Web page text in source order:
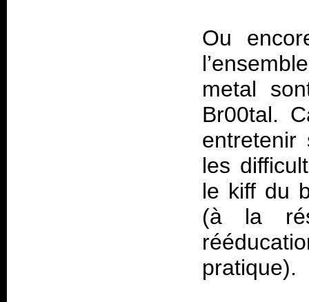
Ou
metal
Br00tal.
entretenir
les
le kiff du
(à la
pratique).